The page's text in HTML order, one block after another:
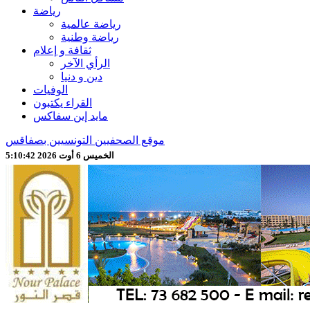
رياضة
رياضة عالمية
رياضة وطنية
ثقافة و إعلام
الرأي الآخر
دين و دنيا
الوفيات
القراء يكتبون
مايد إين سفاكس
موقع الصحفيين التونسيين بصفاقس
الخميس 6 أوت 2026 5:10:44